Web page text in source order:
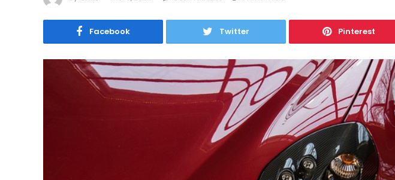
Facebook Twitter Pinterest